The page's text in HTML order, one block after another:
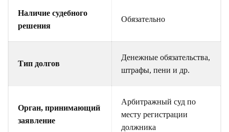
Наличие судебного
решения
Обязательно
Тип долгов
Денежные обязательства,
штрафы, пени и др.
Орган, принимающий
заявление
Арбитражный суд по
месту регистрации
должника